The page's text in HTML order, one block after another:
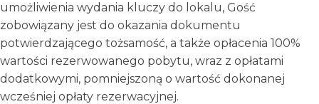
umożliwienia wydania kluczy do lokalu, Gość
zobowiązany jest do okazania dokumentu
potwierdzającego tożsamość, a także opłacenia 100%
wartości rezerwowanego pobytu, wraz z opłatami
dodatkowymi, pomniejszoną o wartość dokonanej
wcześniej opłaty rezerwacyjnej.